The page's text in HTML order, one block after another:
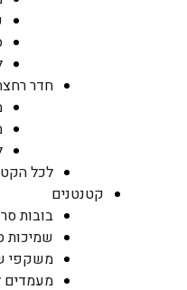
חדר
לכל
קטנטנים
בובות
שמיכות
משקפי
מעמדים